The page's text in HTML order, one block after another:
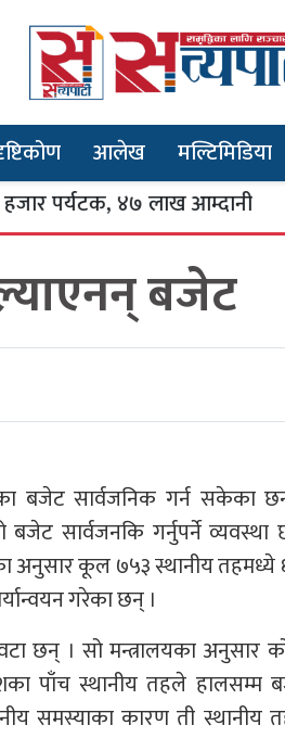
आलेख मल्टिमिडिया
४७ लाख आम्दानी
बजेट
बजेट सार्वजनिक गर्न सकेका
सार्वजनकि गर्नुपर्ने व्यवस्था
अनुसार कूल ७५३ स्थानीय तहमध्ये
गरेका छन् ।
छन् । सो मन्त्रालयका अनुसार
पाँच स्थानीय तहले हालसम्म
समस्याका कारण ती स्थानीय